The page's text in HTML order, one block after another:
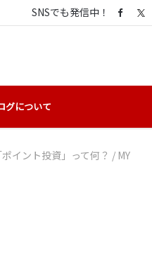
SNSでも発信中！
グについて
イント投資」って何？ / MY